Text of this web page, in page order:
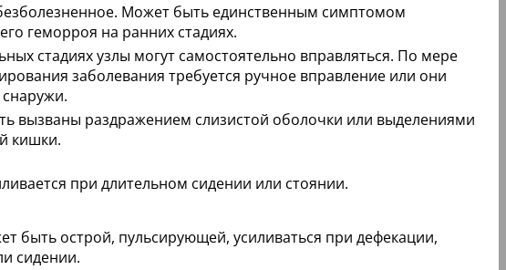
Может быть единственным симптомом
геморроя на ранних стадиях.
стадиях узлы могут самостоятельно вправляться. По мере
заболевания требуется ручное вправление или они
вызваны раздражением слизистой оболочки или выделениями
кишки.
при длительном сидении или стоянии.
быть острой, пульсирующей, усиливаться при дефекации,
сидении.